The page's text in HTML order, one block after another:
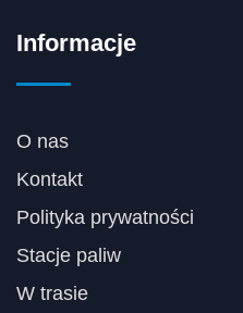
Informacje
O nas
Kontakt
Polityka prywatności
Stacje paliw
W trasie